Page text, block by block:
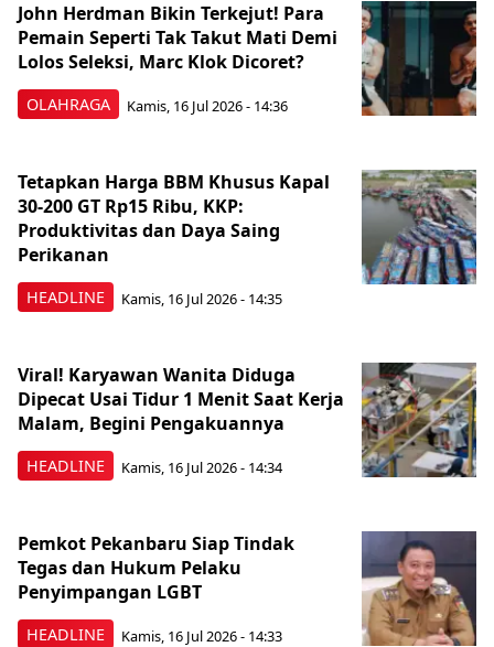
OLAHRAGA
John Herdman Bikin Terkejut! Para
Pemain Seperti Tak Takut Mati Demi
Lolos Seleksi, Marc Klok Dicoret?
Kamis, 16 Jul 2026 - 14:36
HEADLINE
Tetapkan Harga BBM Khusus Kapal
30-200 GT Rp15 Ribu, KKP:
Produktivitas dan Daya Saing
Perikanan
Kamis, 16 Jul 2026 - 14:35
HEADLINE
Viral! Karyawan Wanita Diduga
Dipecat Usai Tidur 1 Menit Saat Kerja
Malam, Begini Pengakuannya
Kamis, 16 Jul 2026 - 14:34
HEADLINE
Pemkot Pekanbaru Siap Tindak
Tegas dan Hukum Pelaku
Penyimpangan LGBT
Kamis, 16 Jul 2026 - 14:33